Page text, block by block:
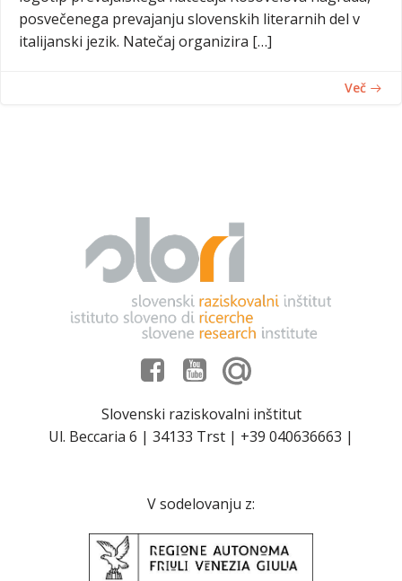
posvečenega prevajanju slovenskih literarnih del v
italijanski jezik. Natečaj organizira […]
Več
Slovenski raziskovalni inštitut
Ul. Beccaria 6 | 34133 Trst | +39 040636663 |
V sodelovanju z: